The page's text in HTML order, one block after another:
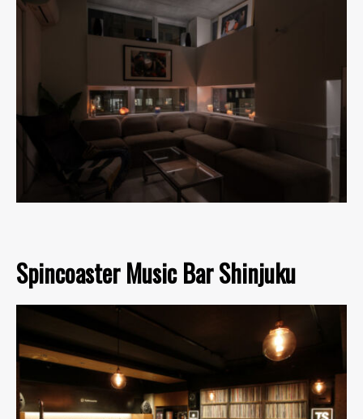
Spincoaster Music Bar Shinjuku